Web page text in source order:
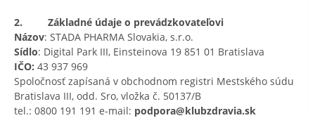
2. Základné údaje o prevádzkovateľovi
Názov: STADA PHARMA Slovakia, s.r.o.
Sídlo: Digital Park III, Einsteinova 19 851 01 Bratislava
IČO: 43 937 969
Spoločnosť zapísaná v obchodnom registri Mestského súdu
Bratislava III, odd. Sro, vložka č. 50137/B
tel.: 0800 191 191 e-mail: podpora@klubzdravia.sk